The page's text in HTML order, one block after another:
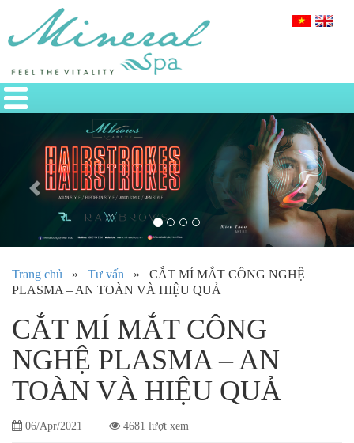
Trang chủ » Tư vấn » CẮT MÍ MẮT CÔNG NGHỆ
PLASMA – AN TOÀN VÀ HIỆU QUẢ
CẮT MÍ MẮT CÔNG
NGHỆ PLASMA – AN
TOÀN VÀ HIỆU QUẢ
06/Apr/2021 4681 lượt xem